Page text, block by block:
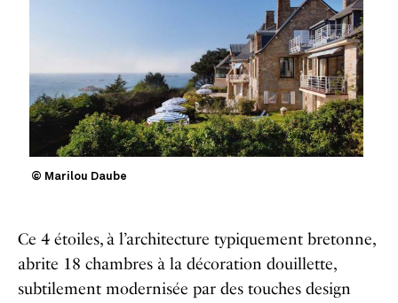
© Marilou Daube
Ce 4 étoiles, à l’architecture typiquement bretonne,
abrite 18 chambres à la décoration douillette,
subtilement modernisée par des touches design